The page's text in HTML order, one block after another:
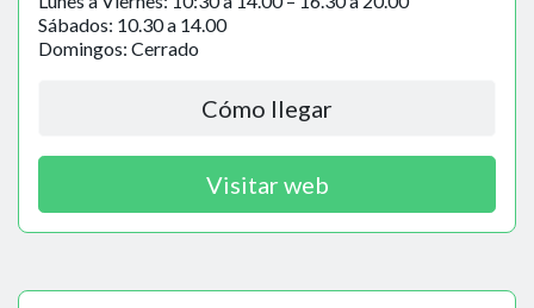
Sábados: 10.30 a 14.00
Domingos: Cerrado
Cómo llegar
Visitar web